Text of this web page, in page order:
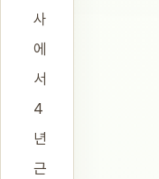
사
에
서
4
년
근